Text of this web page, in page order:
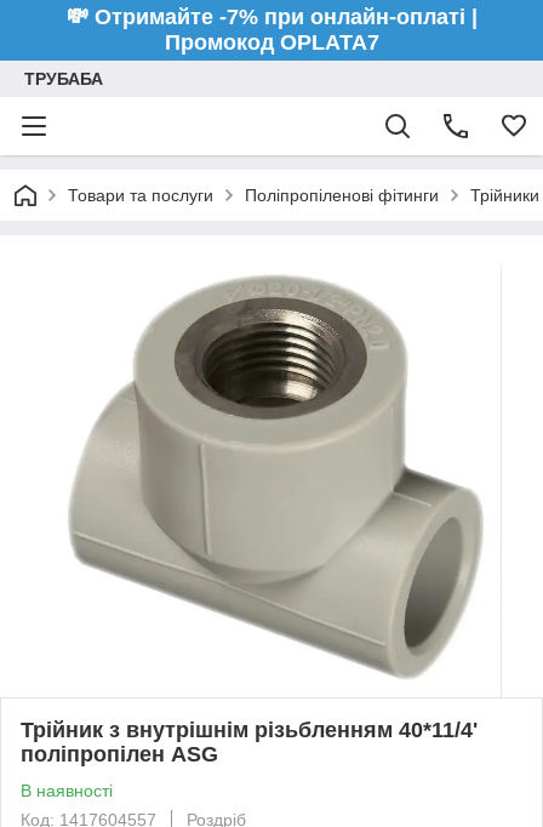
💸 Отримайте -7% при онлайн-оплаті |
Промокод OPLATA7
ТРУБАБА
Товари та послуги Поліпропіленові фітинги Трійники
Трійник з внутрішнім різьбленням 40*11/4'
поліпропілен ASG
В наявності
Код: 1417604557
Роздріб